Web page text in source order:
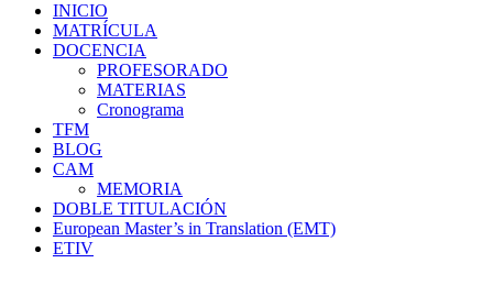
INICIO
MATRÍCULA
DOCENCIA
PROFESORADO
MATERIAS
Cronograma
TFM
BLOG
CAM
MEMORIA
DOBLE TITULACIÓN
European Master’s in Translation (EMT)
ETIV